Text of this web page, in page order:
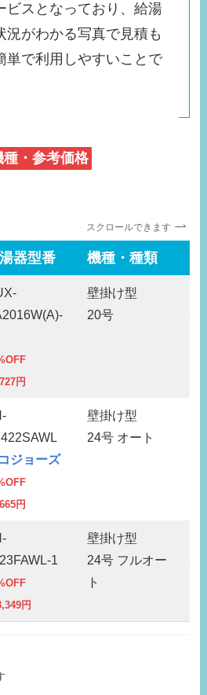
ビスとなっており、給湯
況がわかる写真で見積も
単で利用しやすいことで
種・参考価格
スクロールできます
器型番 機種・種類
円
壁掛け型
20号
ジョーズ
円
壁掛け型
24号 オート
1
円
壁掛け型
24号 フルオー
ト